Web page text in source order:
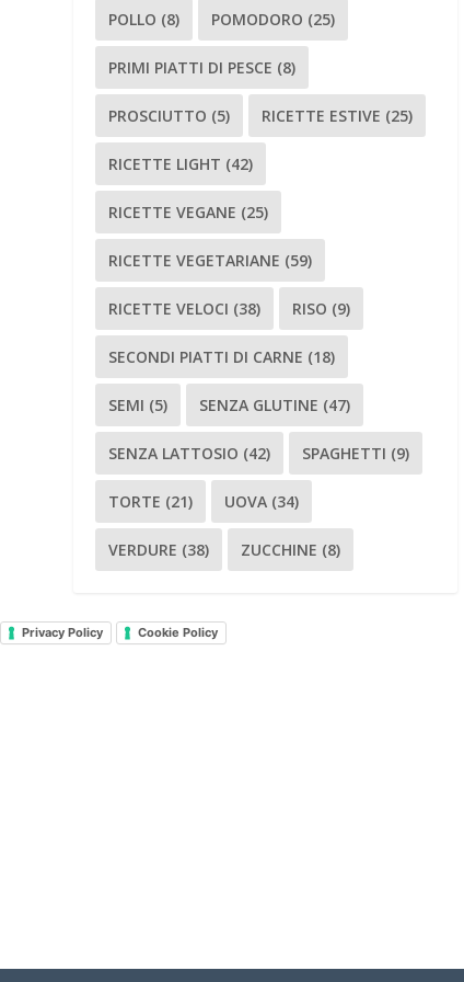
POLLO (8) POMODORO (25)
PRIMI PIATTI DI PESCE (8)
PROSCIUTTO (5) RICETTE ESTIVE (25)
RICETTE LIGHT (42)
RICETTE VEGANE (25)
RICETTE VEGETARIANE (59)
RICETTE VELOCI (38) RISO (9)
SECONDI PIATTI DI CARNE (18)
SEMI (5) SENZA GLUTINE (47)
SENZA LATTOSIO (42) SPAGHETTI (9)
TORTE (21) UOVA (34)
VERDURE (38) ZUCCHINE (8)
Privacy Policy Cookie Policy